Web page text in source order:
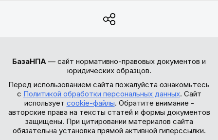
БазаНПА — сайт нормативно-правовых документов и
юридических образцов.
Перед использованием сайта пожалуйста ознакомьтесь
с Политикой обработки персональных данных. Сайт
использует cookie-файлы. Обратите внимание -
авторские права на тексты статей и формы документов
защищены. При цитировании материалов сайта
обязательна установка прямой активной гиперссылки.